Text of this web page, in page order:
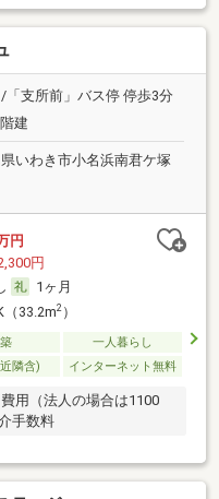
「支所前」バス停 停歩3分
建
いわき市小名浜南君ケ塚
円
円
1ヶ月
（33.2m2）
一人暮らし
隣含) インターネット無料
用（法人の場合は1100
手数料